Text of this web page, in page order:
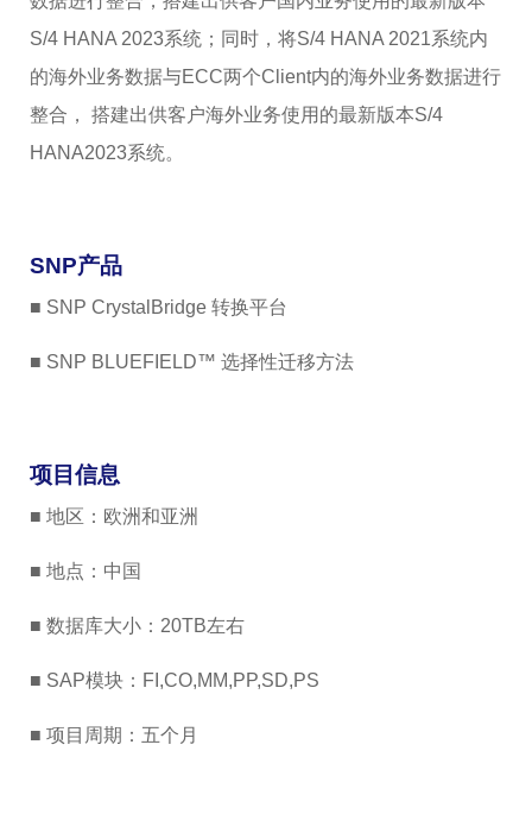
S/4 HANA 2023系统；同时，将S/4 HANA 2021系统内
的海外业务数据与ECC两个Client内的海外业务数据进行
整合， 搭建出供客户海外业务使用的最新版本S/4
HANA2023系统。
SNP产品
■ SNP CrystalBridge 转换平台
■ SNP BLUEFIELD™ 选择性迁移方法
项目信息
■ 地区：欧洲和亚洲
■ 地点：中国
■ 数据库大小：20TB左右
■ SAP模块：FI,CO,MM,PP,SD,PS
■ 项目周期：五个月